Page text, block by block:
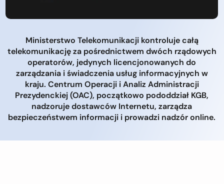
Ministerstwo Telekomunikacji kontroluje całą
telekomunikację za pośrednictwem dwóch rządowych
operatorów, jedynych licencjonowanych do
zarządzania i świadczenia usług informacyjnych w
kraju. Centrum Operacji i Analiz Administracji
Prezydenckiej (OAC), początkowo pododdział KGB,
nadzoruje dostawców Internetu, zarządza
bezpieczeństwem informacji i prowadzi nadzór online.